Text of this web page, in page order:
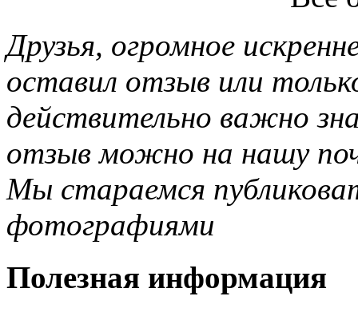
Друзья, огромное
оставил отзыв или
действительно важно
отзыв можно на нашу
Мы стараемся
фотографиями
Полезная информация